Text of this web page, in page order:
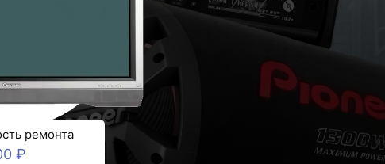
ремонта
₽